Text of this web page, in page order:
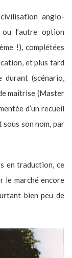
anglo-
ou l’autre option
!), complétées
et plus tard
durant (scénario,
maîtrise (Master
d’un recueil
son nom, par
en traduction, ce
le marché encore
bien peu de